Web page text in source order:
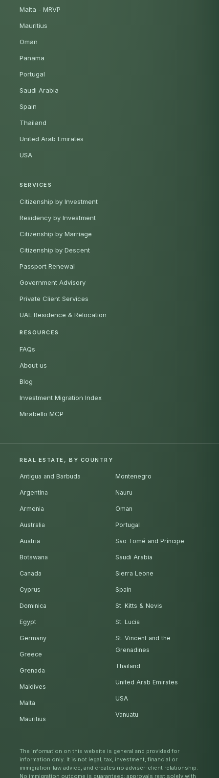
Malta - MRVP
Mauritius
Oman
Panama
Portugal
Saudi Arabia
Spain
Thailand
United Arab Emirates
USA
SERVICES
Citizenship by Investment
Residency by Investment
Citizenship by Marriage
Citizenship by Descent
Passport Renewal
Government Advisory
Private Client Services
UAE Residence & Relocation
RESOURCES
FAQs
About us
Blog
Investment Migration Index
Mirabello MCP
REAL ESTATE, BY COUNTRY
Antigua and Barbuda
Argentina
Armenia
Australia
Austria
Botswana
Canada
Cyprus
Dominica
Egypt
Germany
Greece
Grenada
Maldives
Malta
Mauritius
Montenegro
Nauru
Oman
Portugal
São Tomé and Príncipe
Saudi Arabia
Sierra Leone
Spain
St. Kitts & Nevis
St. Lucia
St. Vincent and the
Grenadines
Thailand
United Arab Emirates
USA
Vanuatu
The information on this website is general and provided for
information only. It is not legal, tax, investment, financial or
immigration-law advice, and creates no adviser-client relationship.
No immigration outcome is guaranteed; approvals rest solely with